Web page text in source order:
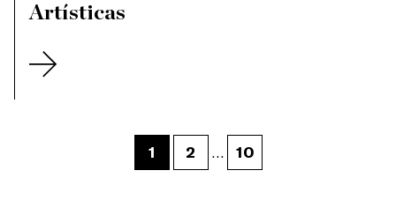
Artísticas
1 2 10